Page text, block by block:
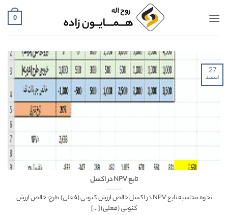
0
تابع NPV در اکسل
نحوه محاسبه تابع NPV در اکسل خالص ارزش کنونی (فعلی) طرح: خالص ارزش
کنونی (فعلی) [...]
27
اسفند